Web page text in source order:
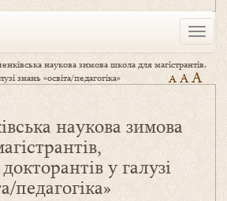
Toggle
наукова зимова школа для магістрантів,
знань «освіта/педагогіка»
A AA
наукова зимова
у галузі
педагогіка»